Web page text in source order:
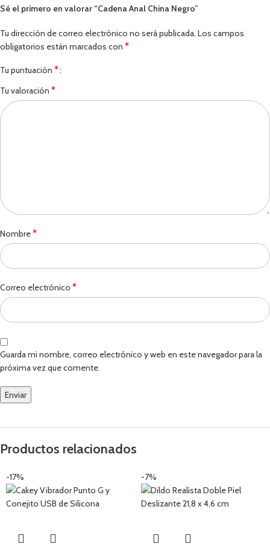
Sé el primero en valorar “Cadena Anal China Negro”
Tu dirección de correo electrónico no será publicada. Los campos
obligatorios están marcados con *
Tu puntuación *
Tu valoración *
Nombre*
Correo electrónico *
Guarda mi nombre, correo electrónico y web en este navegador para la
próxima vez que comente.
Productos relacionados
-17% -7%